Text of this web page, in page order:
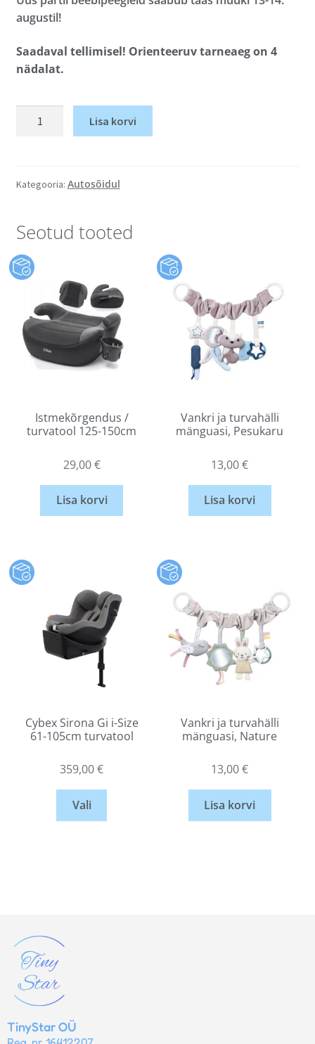
augustil!
Saadaval tellimisel! Orienteeruv tarneaeg on 4
nädalat.
Lisa korvi
Kategooria: Autosõidul
Seotud tooted
Istmekõrgendus /
turvatool 125-150cm
29,00€
Lisa korvi
Vankri ja turvahälli
mänguasi, Pesukaru
13,00€
Lisa korvi
Cybex Sirona Gi i-Size
61-105cm turvatool
359,00€
Vali
Vankri ja turvahälli
mänguasi, Nature
13,00€
Lisa korvi
TinyStar OÜ